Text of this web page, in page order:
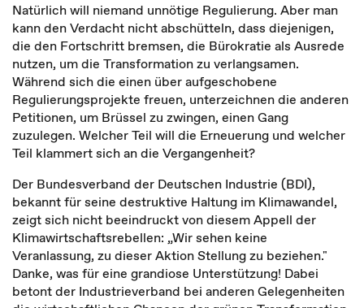
Natürlich will niemand unnötige Regulierung. Aber man
kann den Verdacht nicht abschütteln, dass diejenigen,
die den Fortschritt bremsen, die Bürokratie als Ausrede
nutzen, um die Transformation zu verlangsamen.
Während sich die einen über aufgeschobene
Regulierungsprojekte freuen, unterzeichnen die anderen
Petitionen, um Brüssel zu zwingen, einen Gang
zuzulegen. Welcher Teil will die Erneuerung und welcher
Teil klammert sich an die Vergangenheit?
Der Bundesverband der Deutschen Industrie (BDI),
bekannt für seine destruktive Haltung im Klimawandel,
zeigt sich nicht beeindruckt von diesem Appell der
Klimawirtschaftsrebellen: „Wir sehen keine
Veranlassung, zu dieser Aktion Stellung zu beziehen."
Danke, was für eine grandiose Unterstützung! Dabei
betont der Industrieverband bei anderen Gelegenheiten